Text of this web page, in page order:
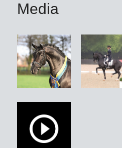
Deense Herning/DEN.
de Louisdor-Preis
nog geen andere
geschiedenis van de
belangrijkste
een absoluut
– en duidelijk voor de
concurrentie.
Media